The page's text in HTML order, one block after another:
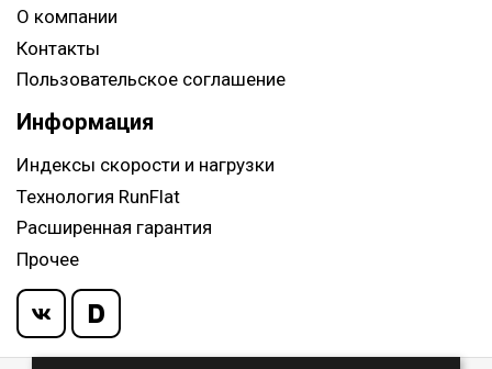
О компании
Контакты
Пользовательское соглашение
Информация
Индексы скорости и нагрузки
Технология RunFlat
Расширенная гарантия
Прочее